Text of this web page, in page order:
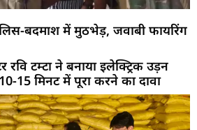
बदमाश में मुठभेड़, जवाबी फायरिंग
रवि टम्टा ने बनाया इलेक्ट्रिक उड़न
15 मिनट में पूरा करने का दावा